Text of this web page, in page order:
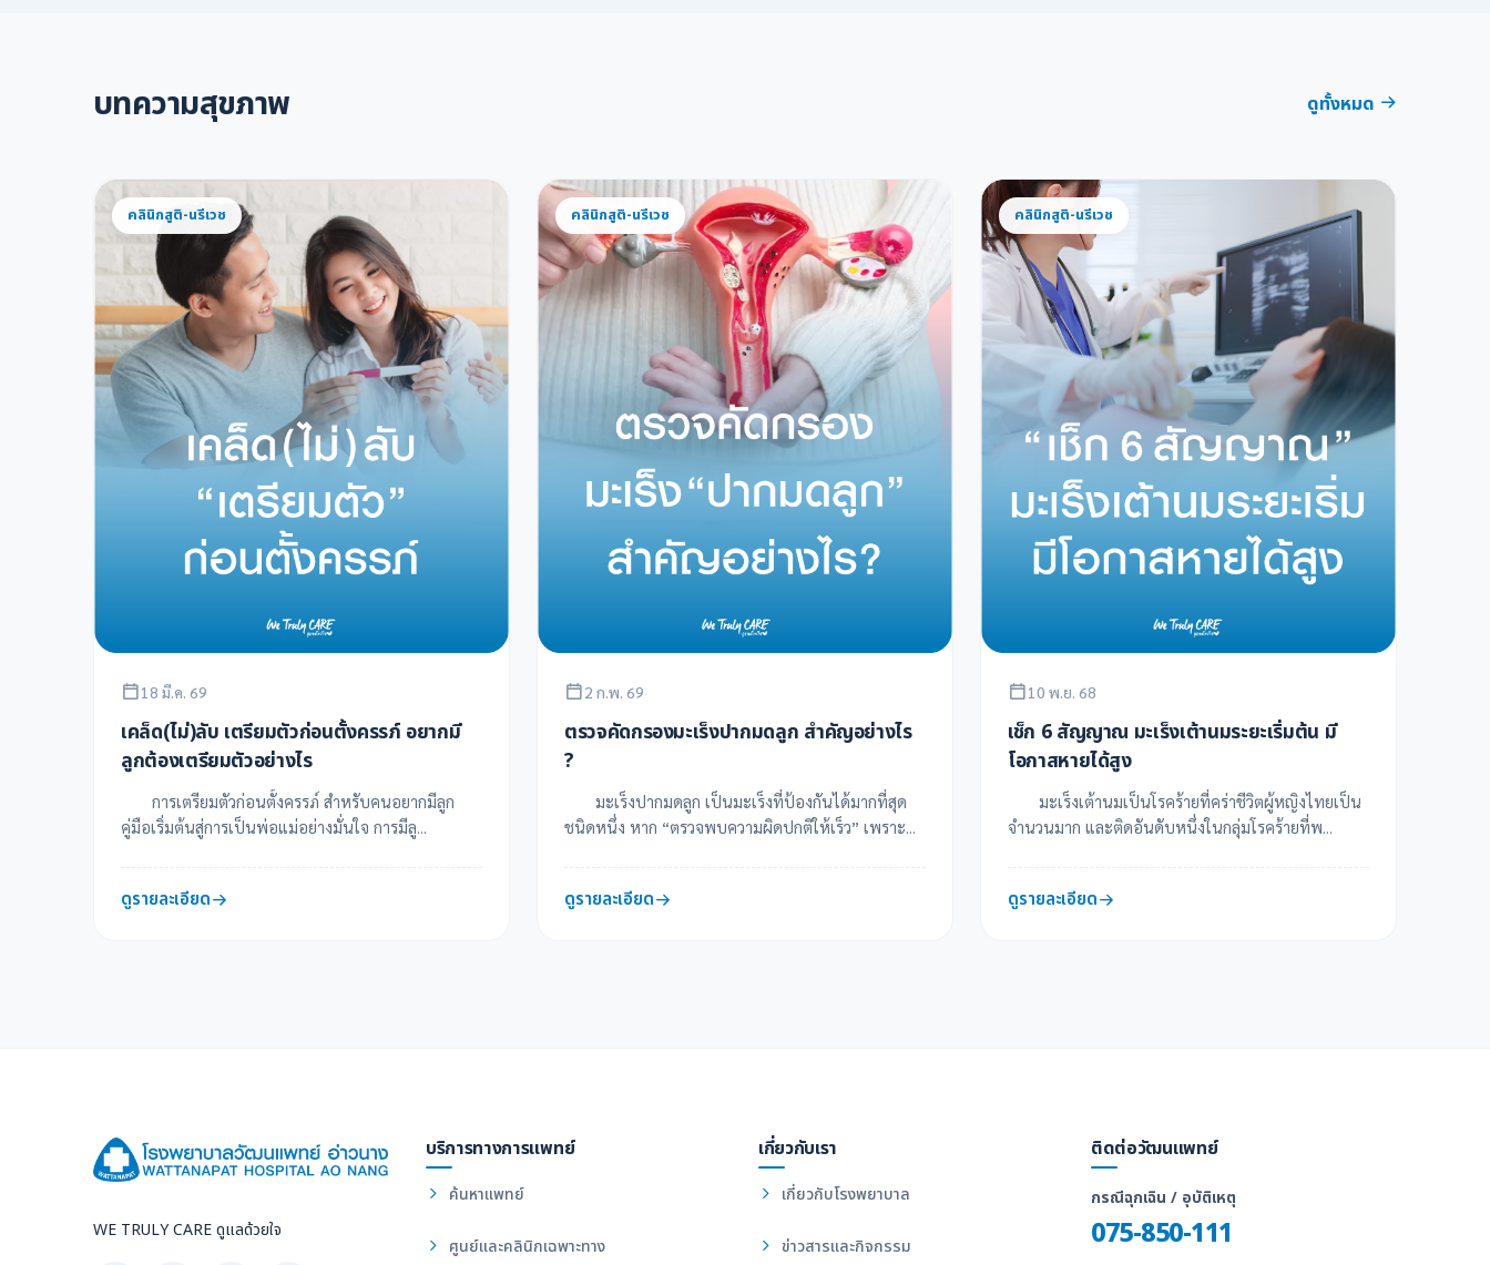
บทความสุขภาพ ดูทั้งหมด
คลินิกสูติ-นรีเวช
18 มี.ค. 69
เคล็ด(ไม่)ลับ เตรียมตัวก่อนตั้งครรภ์ อยากมี
ลูกต้องเตรียมตัวอย่างไร
การเตรียมตัวก่อนตั้งครรภ์ สำหรับคนอยากมีลูก
คู่มือเริ่มต้นสู่การเป็นพ่อแม่อย่างมั่นใจ การมีลู...
ดูรายละเอียด
คลินิกสูติ-นรีเวช
2 ก.พ. 69
ตรวจคัดกรองมะเร็งปากมดลูก สำคัญอย่างไร
?
มะเร็งปากมดลูก เป็นมะเร็งที่ป้องกันได้มากที่สุด
ชนิดหนึ่ง หาก “ตรวจพบความผิดปกติให้เร็ว” เพราะ...
ดูรายละเอียด
คลินิกสูติ-นรีเวช
10 พ.ย. 68
เช็ก 6 สัญญาณ มะเร็งเต้านมระยะเริ่มต้น มี
โอกาสหายได้สูง
มะเร็งเต้านมเป็นโรคร้ายที่คร่าชีวิตผู้หญิงไทยเป็น
จำนวนมาก และติดอันดับหนึ่งในกลุ่มโรคร้ายที่พ...
ดูรายละเอียด
WE TRULY CARE ดูแลด้วยใจ
ติดต่อวัฒนแพทย์
กรณีฉุกเฉิน / อุบัติเหตุ
075-850-111
บริการทางการแพทย์
ค้นหาแพทย์
ศูนย์และคลินิกเฉพาะทาง
เกี่ยวกับเรา
เกี่ยวกับโรงพยาบาล
ข่าวสารและกิจกรรม